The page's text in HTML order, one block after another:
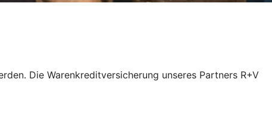
Die Warenkreditversicherung unseres Partners R+V